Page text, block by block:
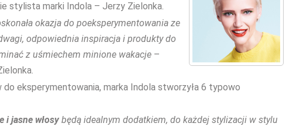
stylista marki Indola – Jerzy Zielonka.
okazja do poeksperymentowania ze
odpowiednia inspiracja i produkty do
z uśmiechem minione wakacje –
eksperymentowania, marka Indola stworzyła 6 typowo
i jasne włosybędą idealnym dodatkiem, do każdej stylizacji w stylu